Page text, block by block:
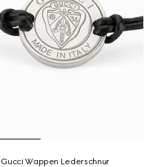
Gucci Wappen Lederschnur